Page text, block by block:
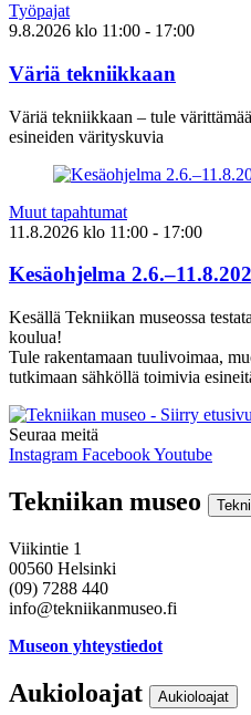
Työpajat
9.8.2026 klo 11:00 - 17:00
Väriä tekniikkaan
Väriä tekniikkaan – tule
esineiden värityskuvia
Muut tapahtumat
11.8.2026 klo 11:00 - 17:00
Kesäohjelma
Kesällä Tekniikan museossa
koulua!
Tule rakentamaan tuulivoimaa,
tutkimaan sähköllä toimivia
Seuraa meitä
Instagram FacebookYoutube
Tekniikan museo
Viikintie 1
00560 Helsinki
(09) 7288 440
info@tekniikanmuseo.fi
Museon yhteystiedot
Aukioloajat Aukioloajat